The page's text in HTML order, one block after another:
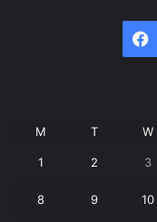
M T W
1 2 3
8 9 10